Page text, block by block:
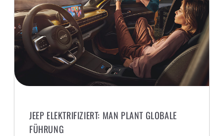
JEEP ELEKTRIFIZIERT: MAN PLANT GLOBALE
FÜHRUNG